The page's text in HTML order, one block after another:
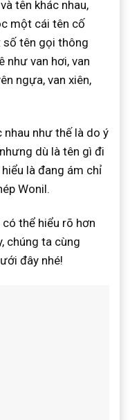
tên khác nhau,
một cái tên cố
số tên gọi thông
như van hơi, van
ngựa, van xiên,
nhau như thế là do ý
dù là tên gì đi
là đang ám chỉ
Wonil.
thể hiểu rõ hơn
chúng ta cùng
đây nhé!